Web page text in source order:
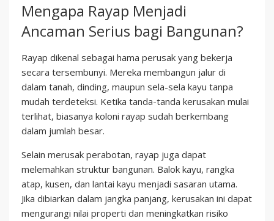
Mengapa Rayap Menjadi
Ancaman Serius bagi Bangunan?
Rayap dikenal sebagai hama perusak yang bekerja
secara tersembunyi. Mereka membangun jalur di
dalam tanah, dinding, maupun sela-sela kayu tanpa
mudah terdeteksi. Ketika tanda-tanda kerusakan mulai
terlihat, biasanya koloni rayap sudah berkembang
dalam jumlah besar.
Selain merusak perabotan, rayap juga dapat
melemahkan struktur bangunan. Balok kayu, rangka
atap, kusen, dan lantai kayu menjadi sasaran utama.
Jika dibiarkan dalam jangka panjang, kerusakan ini dapat
mengurangi nilai properti dan meningkatkan risiko